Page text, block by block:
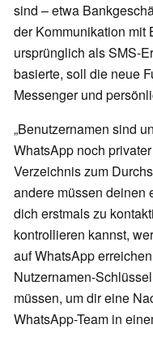
sind – etwa
der Kommunikation mit
ursprünglich als SMS-
basierte, soll die neue
Messenger und
„Benutzernamen sind
WhatsApp noch
Verzeichnis zum
andere müssen deinen
dich erstmals zu
kontrollieren kannst,
auf WhatsApp
Nutzernamen-
müssen, um dir eine
WhatsApp-Team in